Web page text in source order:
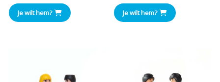
Je wilt hem? Je wilt hem?